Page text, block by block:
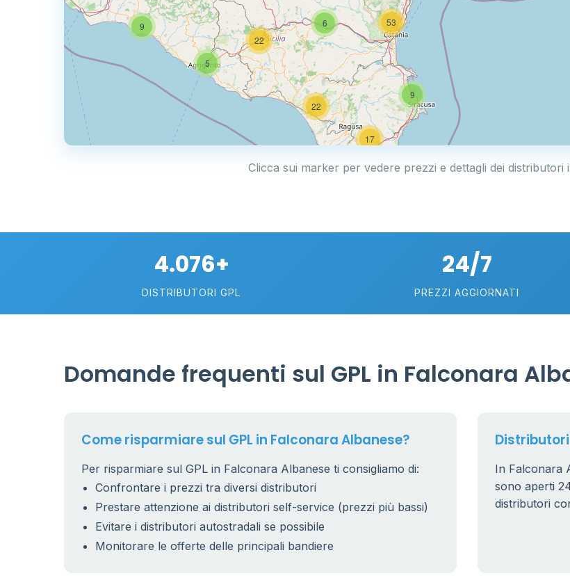
9
6 53
5
9
17
22
22
Clicca sui marker per vedere prezzi e dettagli dei distributori
4.076+
DISTRIBUTORI GPL
24/7
PREZZI AGGIORNATI
Domande frequenti sul GPL in Falconara
Come risparmiare sul GPL in Falconara Albanese?
Per risparmiare sul GPL in Falconara Albanese ti consigliamo di:
Confrontare i prezzi tra diversi distributori
Prestare attenzione ai distributori self-service (prezzi più bassi)
Evitare i distributori autostradali se possibile
Monitorare le offerte delle principali bandiere
In Falconara
sono aperti
distributori